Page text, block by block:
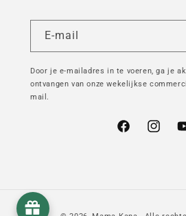
E-mail
Door je e-mailadres in te voeren, ga je
ontvangen van onze wekelijkse
mail.
Facebook